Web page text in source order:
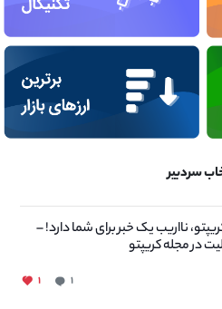
سردبیر
نااریب یک خبر برای شما دارد! –
در مجله کریپتو
۱ ۱